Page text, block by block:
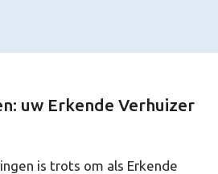
uw Erkende Verhuizer
is trots om als Erkende